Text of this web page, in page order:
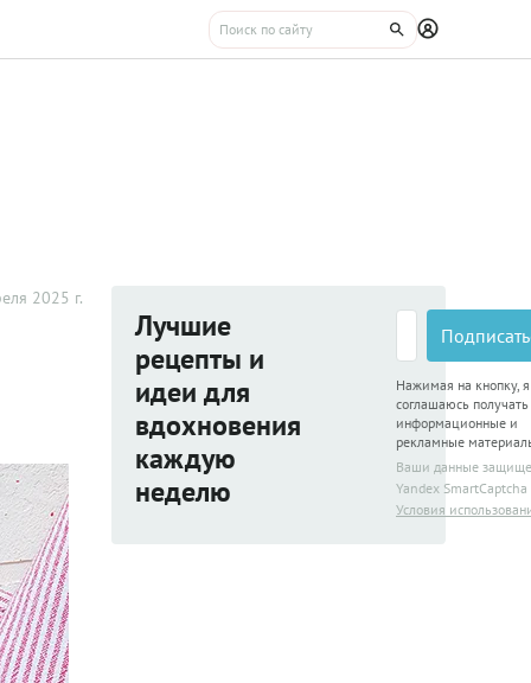
2025 г.
Лучшие
рецепты и
идеи для
вдохновения
каждую
неделю
Нажимая на кнопку, я
соглашаюсь получать
информационные и
рекламные
Ваши данные
Yandex SmartCaptcha
Условия